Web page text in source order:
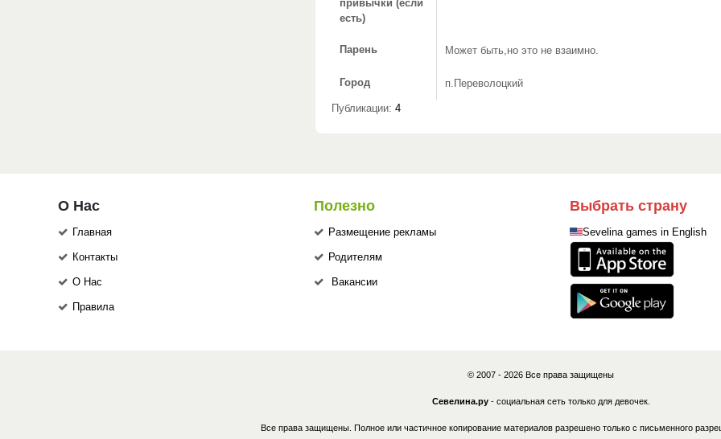
привычки (если
есть)
Парень Может быть,но это не взаимно.
Город п.Переволоцкий
Публикации: 4
О Нас
Главная
Контакты
О Нас
Правила
Полезно
Размещение рекламы
Родителям
Вакансии
Выбрать страну
Sevelina games in English
© 2007 - 2026 Все права защищены
Севелина.ру- социальная сеть только для девочек.
Все права защищены. Полное или частичное копирование материалов разрешено только с письменного